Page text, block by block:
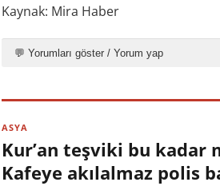
Kaynak: Mira Haber
💬 Yorumları göster / Yorum yap
ASYA
Kur’an teşviki bu kadar
Kafeye akılalmaz polis